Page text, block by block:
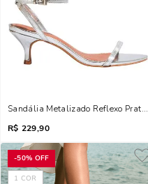
Sandália Metalizado Reflexo
R$ 229,90
-50% OFF
1 COR